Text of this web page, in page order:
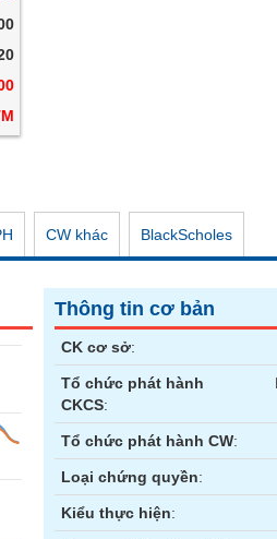
CW khác BlackScholes
Thông tin cơ bản
CK cơ sở:
Tổ chức phát hành
CKCS:
Tổ chức phát hành CW:
Loại chứng quyền:
Kiểu thực hiện:
ĐẦU TƯ